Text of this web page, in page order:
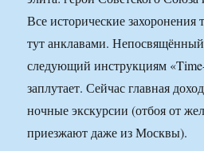
Все исторические захоронения
тут анклавами.
следующий инструкциям
заплутает. Сейчас главная
ночные экскурсии (отбоя от
приезжают даже из Москвы).